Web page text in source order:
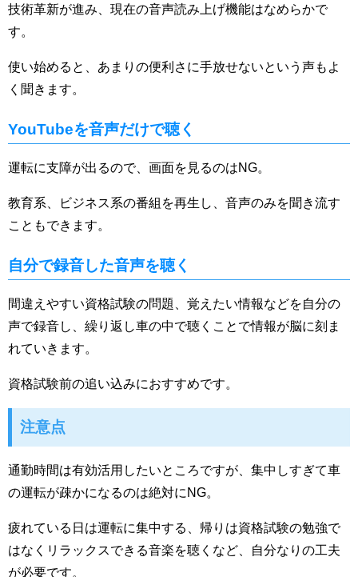
技術革新が進み、現在の音声読み上げ機能はなめらかで
す。
使い始めると、あまりの便利さに手放せないという声もよ
く聞きます。
YouTubeを音声だけで聴く
運転に支障が出るので、画面を見るのはNG。
教育系、ビジネス系の番組を再生し、音声のみを聞き流す
こともできます。
自分で録音した音声を聴く
間違えやすい資格試験の問題、覚えたい情報などを自分の
声で録音し、繰り返し車の中で聴くことで情報が脳に刻ま
れていきます。
資格試験前の追い込みにおすすめです。
注意点
通勤時間は有効活用したいところですが、集中しすぎて車
の運転が疎かになるのは絶対にNG。
疲れている日は運転に集中する、帰りは資格試験の勉強で
はなくリラックスできる音楽を聴くなど、自分なりの工夫
が必要です。